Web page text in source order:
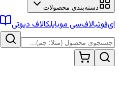
دسته‌بندی محصولات
ای‌فوتبالاف‌سی موبایلکالاف دیوتی